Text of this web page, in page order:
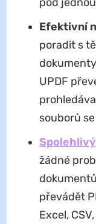
Efektivní
poradit s
UPDF
souborů
žádné
převádět
Excel,